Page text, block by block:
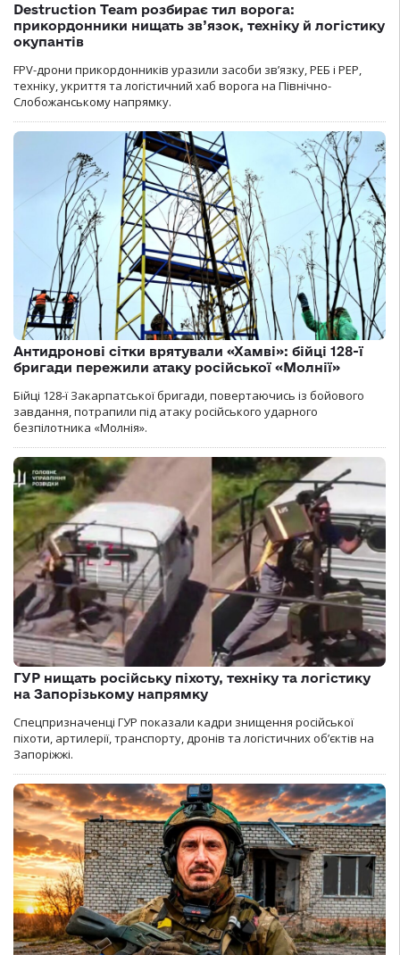
Destruction Team розбирає тил ворога:
прикордонники нищать зв’язок, техніку й логістику
окупантів
FPV-дрони прикордонників уразили засоби зв’язку, РЕБ і РЕР,
техніку, укриття та логістичний хаб ворога на Північно-
Слобожанському напрямку.
Антидронові сітки врятували «Хамві»: бійці 128-ї
бригади пережили атаку російської «Молнії»
Бійці 128-ї Закарпатської бригади, повертаючись із бойового
завдання, потрапили під атаку російського ударного
безпілотника «Молнія».
ГУР нищать російську піхоту, техніку та логістику
на Запорізькому напрямку
Спецпризначенці ГУР показали кадри знищення російської
піхоти, артилерії, транспорту, дронів та логістичних об’єктів на
Запоріжжі.